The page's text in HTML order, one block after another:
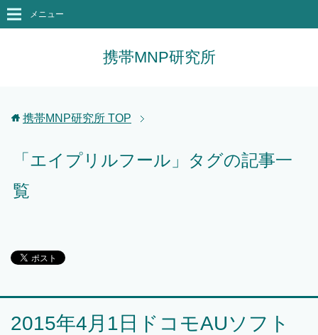
携帯MNP研究所
メニュー
携帯MNP研究所 TOP
「エイプリルフール」タグの記事一
覧
2015年4月1日ドコモAUソフト